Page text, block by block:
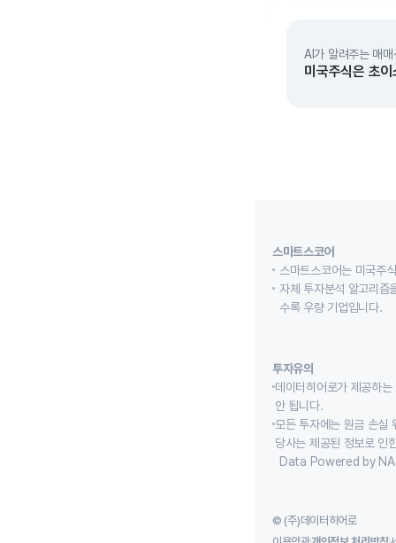
AI가 알려주는 매매
미국주식은 초
스마트스코어
스마트스코어는 미국주
자체 투자분석 알고리즘
수록 우량 기업입니다.
투자유의
데이터히어로가 제공하
안 됩니다.
모든 투자에는 원금 손실
당사는 제공된 정보로 인
Data Powered by
© (주)데이터히어로